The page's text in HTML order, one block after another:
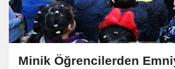
Minik Öğrencilerden